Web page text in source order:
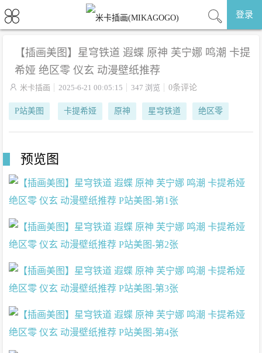
登录
【插画美图】星穹铁道 遐蝶 原神 芙宁娜 鸣潮 卡提
希娅 绝区零 仪玄 动漫壁纸推荐
 米卡插画 2025-6-21 00:05:15 347 浏览 0条评论
P站美图 卡提希娅 原神 星穹铁道 绝区零
预览图